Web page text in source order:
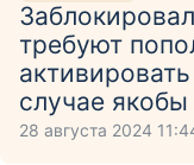
требуют
случае якобы
28 августа 2024